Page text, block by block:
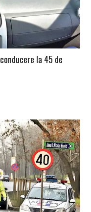
la 45 de